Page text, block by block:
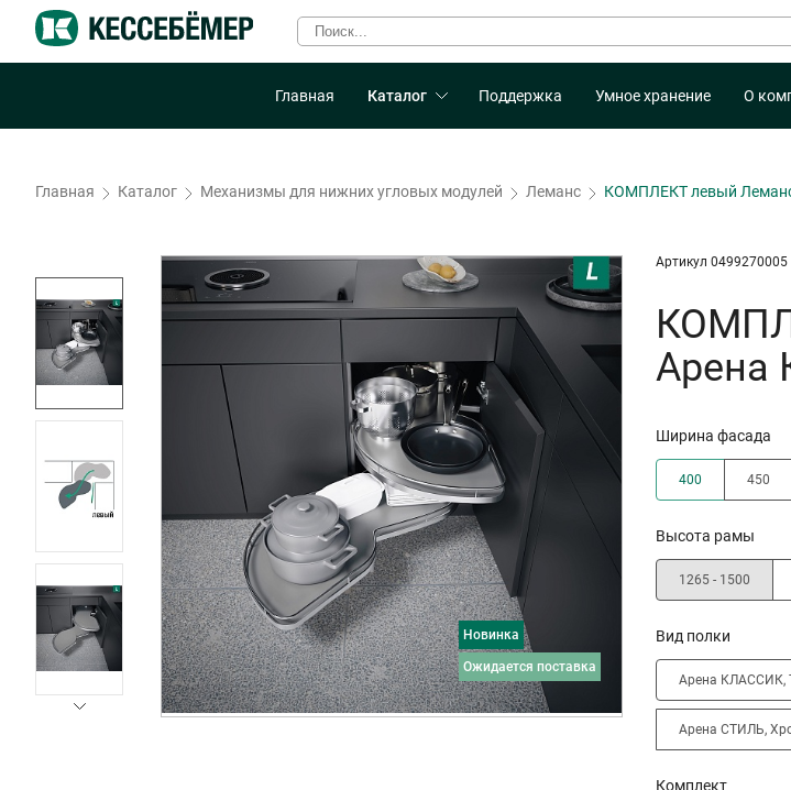
Главная Каталог Поддержка Умное хранение О
Главная Каталог Механизмы для нижних угловых модулей Леманс КОМПЛЕКТ левый
Новинка
ожидается поставка
Артикул 0499270005
Арена
Ширина фасада
400 450
Высота рамы
1265 - 1500
Вид полки
Арена КЛАССИК,
Арена СТИЛЬ,
Комплект